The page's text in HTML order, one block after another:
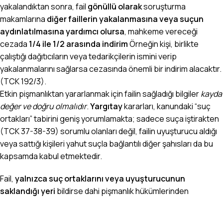
yakalandıktan sonra, fail gönüllü olaraksoruşturma
makamlarına diğer faillerin yakalanmasına veya suçun
aydınlatılmasına yardımcı olursa, mahkeme vereceği
cezada 1/4 ile 1/2 arasında indirimÖrneğin kişi, birlikte
çalıştığı dağıtıcıların veya tedarikçilerin ismini verip
yakalanmalarını sağlarsa cezasında önemli bir indirim alacaktır.
(TCK 192/3).
Etkin pişmanlıktan yararlanmak için failin sağladığı bilgilerkayda
değer ve doğru olmalıdır.Yargıtaykararları, kanundaki “suç
ortakları” tabirini geniş yorumlamakta; sadece suça iştirakten
(TCK 37-38-39) sorumlu olanları değil, failin uyuşturucu aldığı
veya sattığı kişileri yahut suçla bağlantılı diğer şahısları da bu
kapsamda kabul etmektedir.
Fail, yalnızca suç ortaklarını veya uyuşturucunun
saklandığı yeri bildirse dahi pişmanlık hükümlerinden